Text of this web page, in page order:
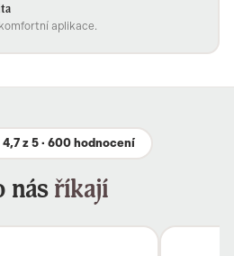
aplikace.
4,7 z 5 · 600 hodnocení
násříkají